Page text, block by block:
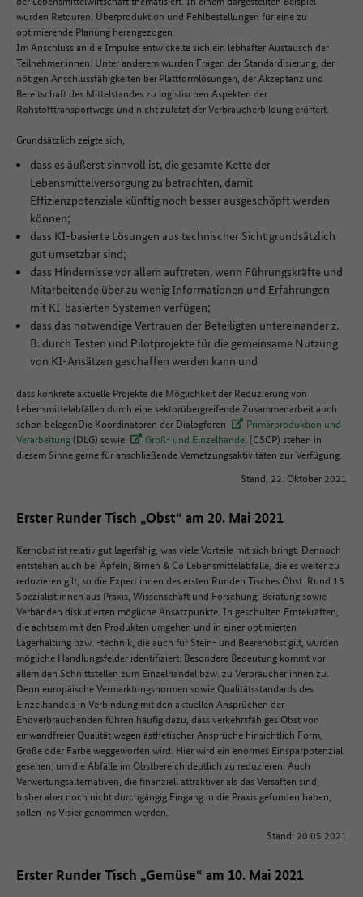
wurden Retouren, Überproduktion und Fehlbestellungen für eine zu
optimierende Planung herangezogen.
Im Anschluss an die Impulse entwickelte sich ein lebhafter Austausch der
Teilnehmer:innen. Unter anderem wurden Fragen der Standardisierung, der
nötigen Anschlussfähigkeiten bei Plattformlösungen, der Akzeptanz und
Bereitschaft des Mittelstandes zu logistischen Aspekten der
Rohstofftransportwege und nicht zuletzt der Verbraucherbildung erörtert.
Grundsätzlich zeigte sich,
dass es äußerst sinnvoll ist, die gesamte Kette der
Lebensmittelversorgung zu betrachten, damit
Effizienzpotenziale künftig noch besser ausgeschöpft werden
können;
dass KI-basierte Lösungen aus technischer Sicht grundsätzlich
gut umsetzbar sind;
dass Hindernisse vor allem auftreten, wenn Führungskräfte und
Mitarbeitende über zu wenig Informationen und Erfahrungen
mit KI-basierten Systemen verfügen;
dass das notwendige Vertrauen der Beteiligten untereinander z.
B. durch Testen und Pilotprojekte für die gemeinsame Nutzung
von KI-Ansätzen geschaffen werden kann und
dass konkrete aktuelle Projekte die Möglichkeit der Reduzierung von
Lebensmittelabfällen durch eine sektorübergreifende Zusammenarbeit auch
schon belegenDie Koordinatoren der Dialogforen
Primärproduktion und
Verarbeitung(DLG) sowie Groß- und Einzelhandel (CSCP) stehen in
diesem Sinne gerne für anschließende Vernetzungsaktivitäten zur Verfügung.
Stand, 22. Oktober 2021
Erster Runder Tisch „Obst“ am 20. Mai 2021
Kernobst ist relativ gut lagerfähig, was viele Vorteile mit sich bringt. Dennoch
entstehen auch bei Äpfeln, Birnen & Co Lebensmittelabfälle, die es weiter zu
reduzieren gilt, so die Expert:innen des ersten Runden Tisches Obst. Rund 15
Spezialist:innen aus Praxis, Wissenschaft und Forschung, Beratung sowie
Verbänden diskutierten mögliche Ansatzpunkte. In geschulten Erntekräften,
die achtsam mit den Produkten umgehen und in einer optimierten
Lagerhaltung bzw. -technik, die auch für Stein- und Beerenobst gilt, wurden
mögliche Handlungsfelder identifiziert. Besondere Bedeutung kommt vor
allem den Schnittstellen zum Einzelhandel bzw. zu Verbraucher:innen zu.
Denn europäische Vermarktungsnormen sowie Qualitätsstandards des
Einzelhandels in Verbindung mit den aktuellen Ansprüchen der
Endverbrauchenden führen häufig dazu, dass verkehrsfähiges Obst von
einwandfreier Qualität wegen ästhetischer Ansprüche hinsichtlich Form,
Größe oder Farbe weggeworfen wird. Hier wird ein enormes Einsparpotenzial
gesehen, um die Abfälle im Obstbereich deutlich zu reduzieren. Auch
Verwertungsalternativen, die finanziell attraktiver als das Versaften sind,
bisher aber noch nicht durchgängig Eingang in die Praxis gefunden haben,
sollen ins Visier genommen werden.
Stand: 20.05.2021
Erster Runder Tisch „Gemüse“ am 10. Mai 2021